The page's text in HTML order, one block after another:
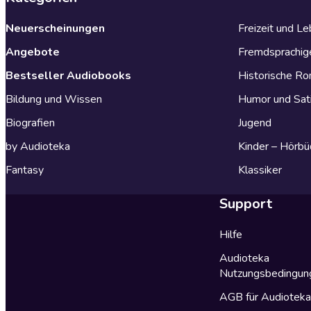
Neuerscheinungen
Angebote
Bestseller Audiobooks
Bildung und Wissen
Biografien
by Audioteka
Fantasy
Freizeit und
Historische
Humor und
Jugend
Kinder –
Klassiker
Support
Hilfe
Audioteka
AGB für